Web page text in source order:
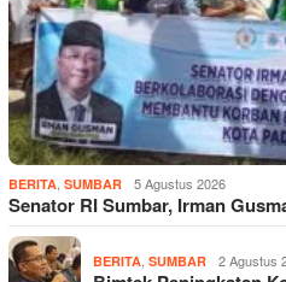
BERITA SUMBAR 5 Agustus 2026
Senator RI Sumbar, Irman
BERITA SUMBAR 2 Agustus